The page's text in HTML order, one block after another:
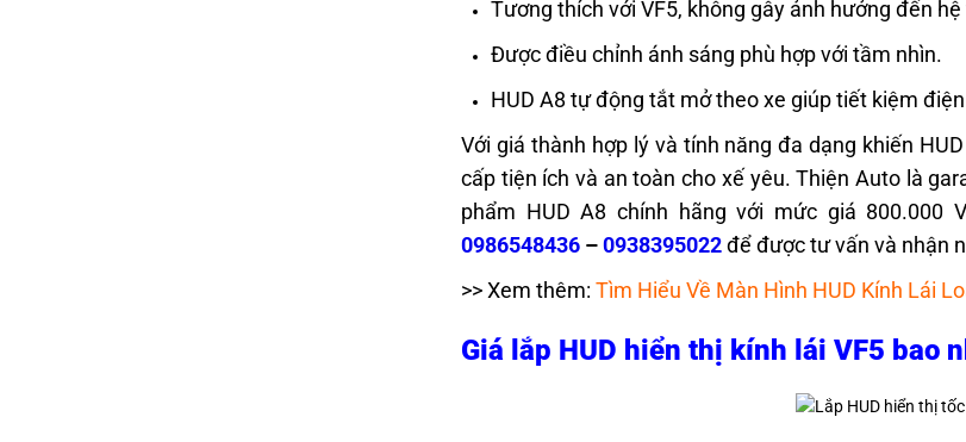
Tương thích với VF5, không gây ảnh hưởng đến
Được điều chỉnh ánh sáng phù hợp với tầm nhìn.
HUD A8 tự động tắt mở theo xe giúp tiết kiệm
Với giá thành hợp lý và tính năng đa dạng khiến
cấp tiện ích và an toàn cho xế yêu. Thiện Auto là
phẩm HUD A8 chính hãng với mức giá 800.000
0986548436 –0938395022để được tư vấn và nhận
>> Xem thêm: Tìm Hiểu Về Màn Hình HUD Kính Lái
Giá lắp HUD hiển thị kính lái VF5 bao